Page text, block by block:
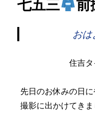
おは
住吉タ
先日のお休みの日
撮影に出かけてき